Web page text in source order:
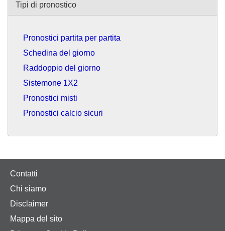
Tipi di pronostico
Pronostici partita per partita
Schedina del giorno
Raddoppio del giorno
Sistemone 1X2
Pronostici misti
Pronostici calcio sicuri
Contatti
Chi siamo
Disclaimer
Mappa del sito